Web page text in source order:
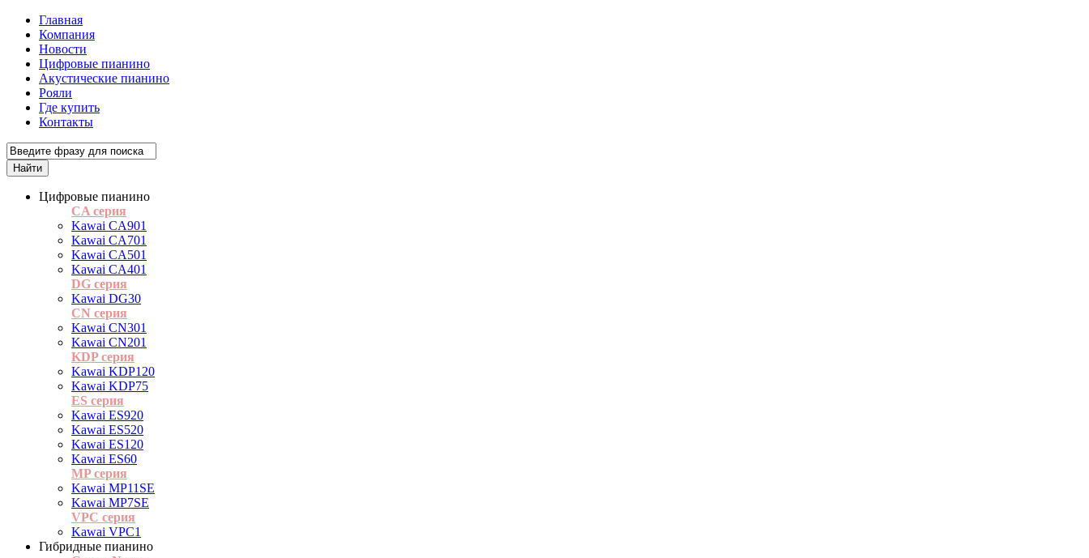
Главная
Компания
Новости
Цифровые пианино
Акустические пианино
Рояли
Где купить
Контакты
Цифровые пианино
CA серия
Kawai CA901
Kawai CA701
Kawai CA501
Kawai CA401
DG серия
Kawai DG30
CN серия
Kawai CN301
Kawai CN201
KDP серия
Kawai KDP120
Kawai KDP75
ES cерия
Kawai ES920
Kawai ES520
Kawai ES120
Kawai ES60
MP серия
Kawai MP11SE
Kawai MP7SE
VPC серия
Kawai VPC1
Гибридные пианино